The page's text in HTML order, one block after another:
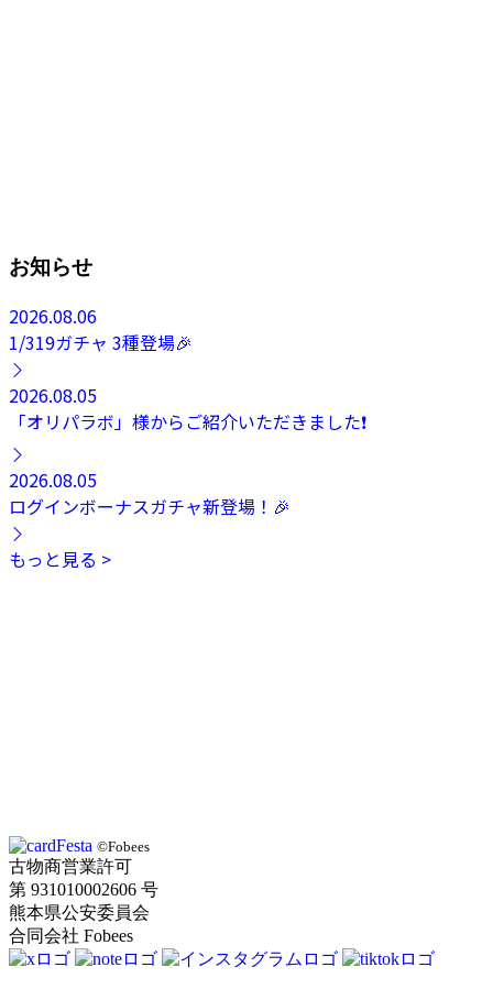
お知らせ
2026.08.06
1/319ガチャ 3種登場🎉
2026.08.05
「オリパラボ」様からご紹介いただきました❗️
2026.08.05
ログインボーナスガチャ新登場！🎉
もっと見る >
©Fobees
古物商営業許可
第 931010002606 号
熊本県公安委員会
合同会社 Fobees